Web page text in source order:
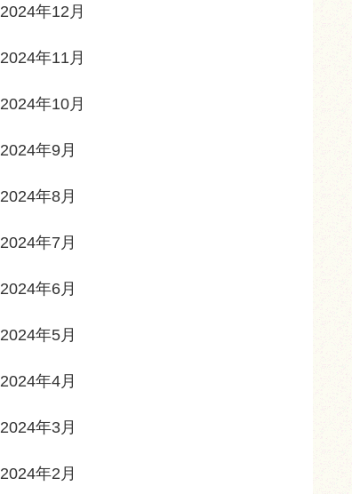
2024年12月
2024年11月
2024年10月
2024年9月
2024年8月
2024年7月
2024年6月
2024年5月
2024年4月
2024年3月
2024年2月